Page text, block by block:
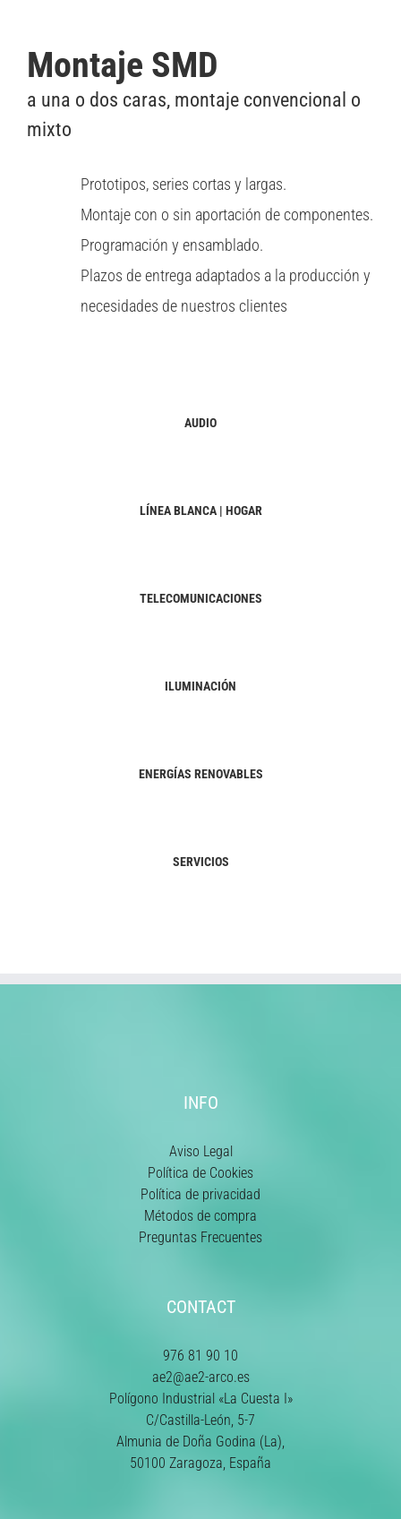
Montaje SMD
a una o dos caras, montaje convencional o
mixto
Prototipos, series cortas y largas.
Montaje con o sin aportación de componentes.
Programación y ensamblado.
Plazos de entrega adaptados a la producción y
necesidades de nuestros clientes
AUDIO
LÍNEA BLANCA | HOGAR
TELECOMUNICACIONES
ILUMINACIÓN
ENERGÍAS RENOVABLES
SERVICIOS
INFO
Aviso Legal
Política de Cookies
Política de privacidad
Métodos de compra
Preguntas Frecuentes
CONTACT
976 81 90 10
ae2@ae2-arco.es
Polígono Industrial «La Cuesta I»
C/Castilla-León, 5-7
Almunia de Doña Godina (La),
50100 Zaragoza, España